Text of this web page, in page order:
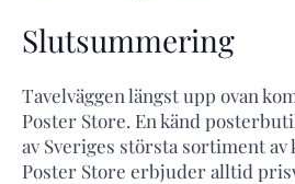
Slutsummering
Tavelväggen längst upp ovan
Poster Store. En känd
av Sveriges största sortiment
Poster Store erbjuder alltid